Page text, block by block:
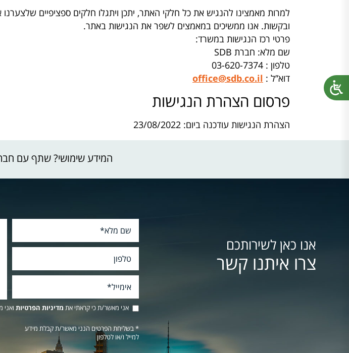
למרות מאמצינו להנגיש את כל חלקי האתר, יתכן ויתגלו חלקים ספציפיים
ובקשות. אנו ממשיכים במאמצים לשפר את הנגישות באתר.
פרטי רכז הנגישות במשרד:
שם מלא: חברת SDB
טלפון : 03-620-7374
דוא”ל : office@sdb.co.il
פרסום הצהרת הנגישות
הצהרת הנגישות עודכנה ביום: 23/08/2022
המידע שימושי? שתף עם
אנו כאן לשירותכם
צרו איתנו קשר
אני מאשר/ת כי קראתי את מדיניות הפרטיות
* בשליחת הפרטים הנני מאשר/ת קבלת מידע
למייל ו/או לטלפון